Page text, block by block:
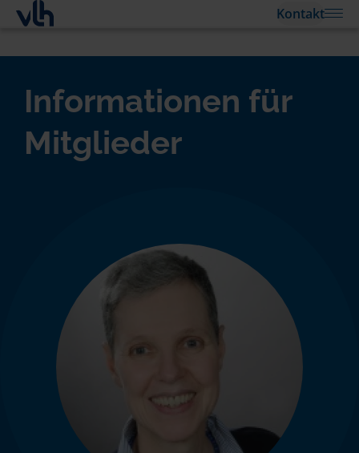
Kontakt
Informationen für
Mitglieder